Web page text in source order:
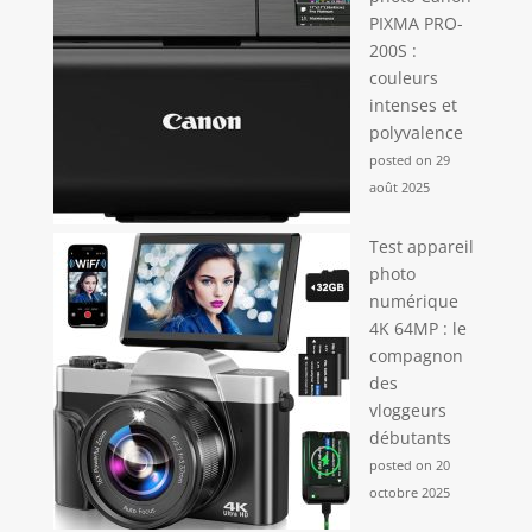
PIXMA PRO-
200S :
couleurs
intenses et
polyvalence
posted on 29
août 2025
Test appareil
photo
numérique
4K 64MP : le
compagnon
des
vloggeurs
débutants
posted on 20
octobre 2025